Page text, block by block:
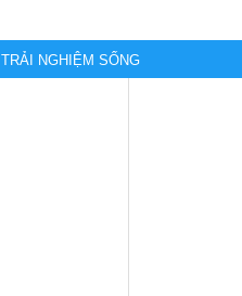
TRẢI NGHIỆM SỐNG